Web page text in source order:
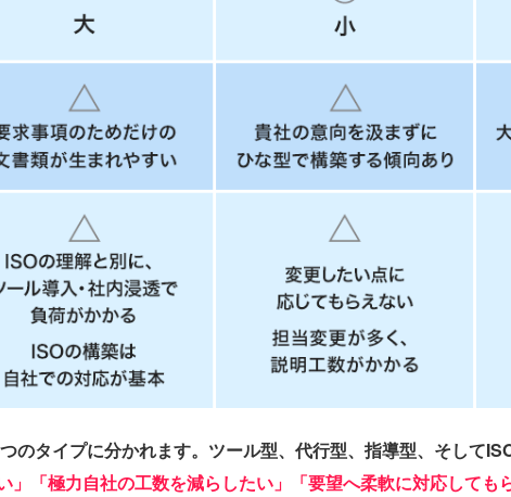
のタイプに分かれます。ツール型、代行型、指導型、そして
」「極力自社の工数を減らしたい」「要望へ柔軟に対応しても